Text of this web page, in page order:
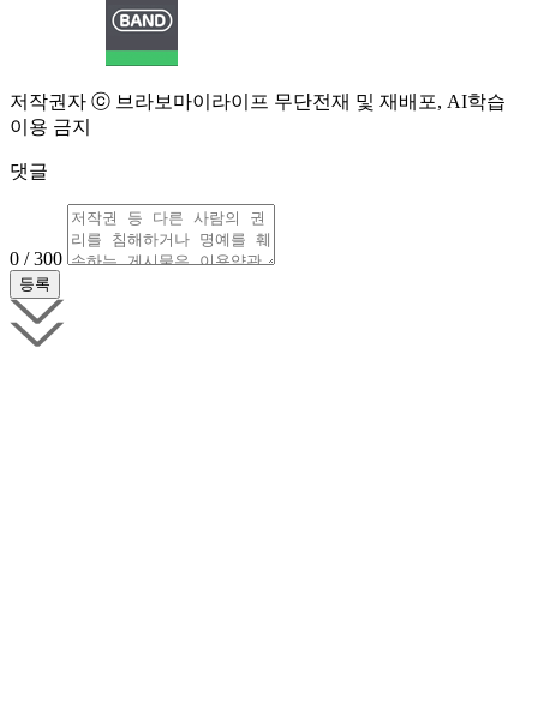
저작권자 ⓒ 브라보마이라이프 무단전재 및 재배포, AI학습
이용 금지
댓글
0 / 300